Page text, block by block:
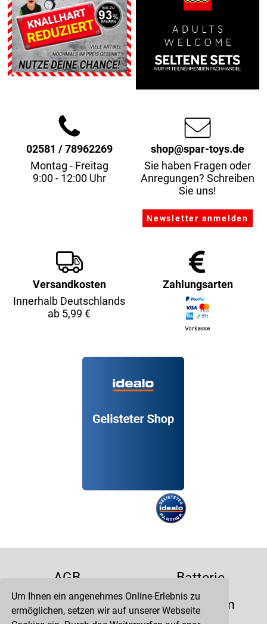
Um Ihnen ein angenehmes Online-Erlebnis zu
ermöglichen, setzen wir auf unserer Webseite
02581 / 78962269
Montag - Freitag
9:00 - 12:00 Uhr
shop@spar-toys.de
Sie haben Fragen oder
Anregungen? Schreiben
Sie uns!
Versandkosten
Innerhalb Deutschlands
ab 5,99 €
Zahlungsarten
AGB
Batterie
Datenschutz
Impressum